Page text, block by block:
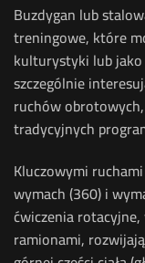
Buzdygan lub
treningowe, które
kulturystyki lub
szczególnie
ruchów
tradycyjnych
Kluczowymi
wymach (360) i
ćwiczenia
ramionami,